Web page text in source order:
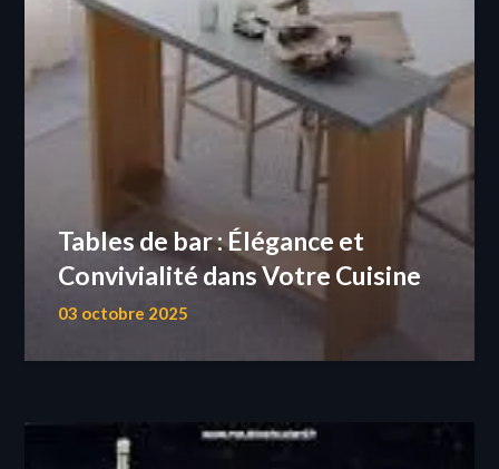
Tables de bar : Élégance et
Convivialité dans Votre Cuisine
03 octobre 2025